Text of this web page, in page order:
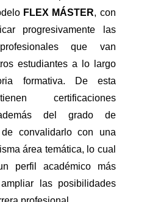
FLEX MÁSTER, con
progresivamente las
que van
estudiantes a lo largo
formativa. De esta
certificaciones
del grado de
convalidarlo con una
área temática, lo cual
perfil académico más
las posibilidades